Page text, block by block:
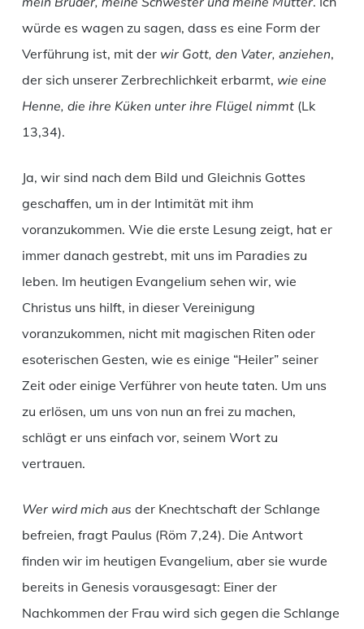
würde es wagen zu sagen, dass es eine Form der
Verführung ist, mit der wir Gott, den Vater, anziehen,
der sich unserer Zerbrechlichkeit erbarmt, wie eine
Henne, die ihre Küken unter ihre Flügel nimmt (Lk
13,34).
Ja, wir sind nach dem Bild und Gleichnis Gottes
geschaffen, um in der Intimität mit ihm
voranzukommen. Wie die erste Lesung zeigt, hat er
immer danach gestrebt, mit uns im Paradies zu
leben. Im heutigen Evangelium sehen wir, wie
Christus uns hilft, in dieser Vereinigung
voranzukommen, nicht mit magischen Riten oder
esoterischen Gesten, wie es einige “Heiler” seiner
Zeit oder einige Verführer von heute taten. Um uns
zu erlösen, um uns von nun an frei zu machen,
schlägt er uns einfach vor, seinem Wort zu
vertrauen.
Wer wird mich aus der Knechtschaft der Schlange
befreien, fragt Paulus (Röm 7,24). Die Antwort
finden wir im heutigen Evangelium, aber sie wurde
bereits in Genesis vorausgesagt: Einer der
Nachkommen der Frau wird sich gegen die Schlange